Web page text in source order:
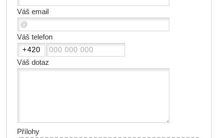
Váš email
Váš telefon
Váš dotaz
Přílohy